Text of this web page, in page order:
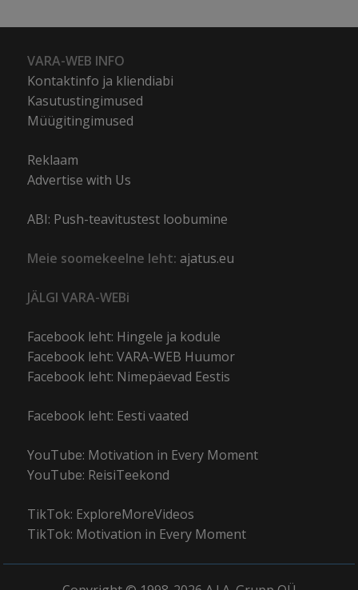
VARA-WEB INFO
Kontaktinfo ja kliendiabi
Kasutustingimused
Müügitingimused
Reklaam
Advertise with Us
ABI: Push-teavitustest loobumine
Meie soomekeelne leht: ajatus.eu
JÄLGI VARA-WEBi
Facebook leht: Hingele ja kodule
Facebook leht: VARA-WEB Huumor
Facebook leht: Nimepäevad Eestis
Facebook leht: Eesti vaated
YouTube: Motivation in Every Moment
YouTube: ReisiTeekond
TikTok: ExploreMoreVideos
TikTok: Motivation in Every Moment